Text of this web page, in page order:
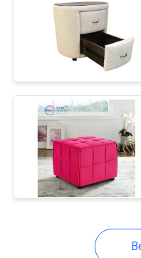
Seater-